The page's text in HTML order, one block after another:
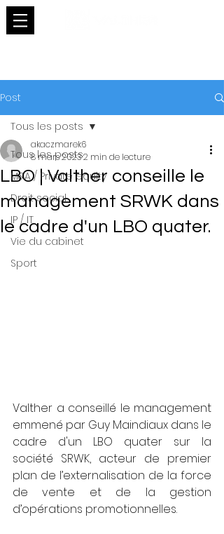
Post
Tous les posts
M&A / Private equity
Droit social
IP / IT
Vie du cabinet
Sport
Tous les posts
LBO | Valther conseille le
management SRWK dans
le cadre d'un LBO quater.
akaczmarek6
8 mars 20232 min de lecture
Valther a conseillé le management
emmené par Guy Maindiaux dans le
cadre d'un LBO quater sur la
société SRWK, acteur de premier
plan de l’externalisation de la force
de vente et de la gestion
d’opérations promotionnelles.